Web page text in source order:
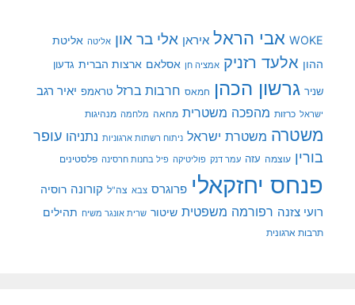
WOKE אבי הראל איראן אלי בר און אליטה אליטת
ההון אלעד רזניק אמציה חן אסלאם ארצות הברית גדעון
שניר גרשון הכהן חמאס חרבות ברזל טראמפ יאיר רגב
ישראל כרזות מהפכה משטרית מחאה מלחמה מנהיגות
משטרה משטרת ישראל ניתוח רשתות ארגוניות נתניהו עופר
בורין עוצמה עזה עמר דנק פוליטיקה פיל בחנות חרסינה פלסטינים
פנחס יחזקאלי פרוגרס צבא צה"ל קורונה רוסיה
רועי צזנה רפורמה משפטית שיטור שרית אונגר משיח תהילים
תרבות ארגונית